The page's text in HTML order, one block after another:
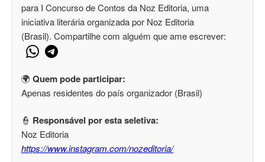
para I Concurso de Contos da Noz Editoria, uma
iniciativa literária organizada por Noz Editoria
(Brasil). Compartilhe com alguém que ame escrever:
🌍 Quem pode participar:
Apenas residentes do país organizador (Brasil)
👮 Responsável por esta seletiva:
Noz Editoria
https://www.instagram.com/nozeditoria/